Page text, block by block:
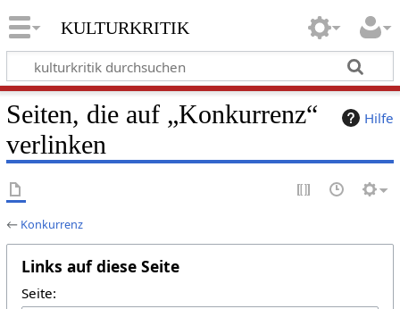
kulturkritik
Hilfe
Seiten, die auf „Konkurrenz“
verlinken
← Konkurrenz
Links auf diese Seite
Seite: